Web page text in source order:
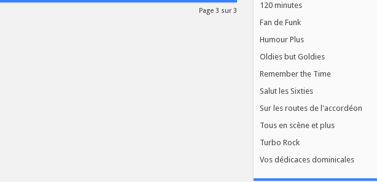
Page 3 sur 3
120 minutes
Fan de Funk
Humour Plus
Oldies but Goldies
Remember the Time
Salut les Sixties
Sur les routes de l'accordéon
Tous en scène et plus
Turbo Rock
Vos dédicaces dominicales